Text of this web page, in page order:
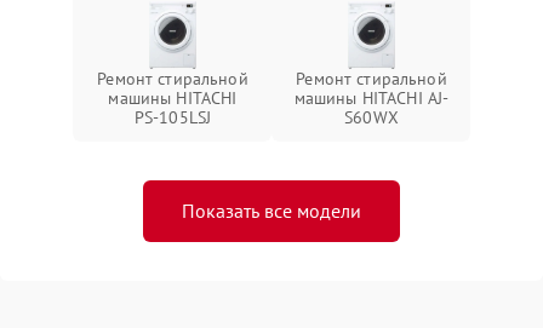
Ремонт стиральной
машины HITACHI
PS-105LSJ
Ремонт стиральной
машины HITACHI AJ-
S60WX
Показать все модели